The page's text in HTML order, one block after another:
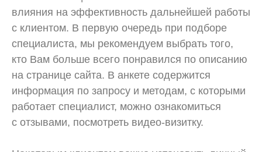
влияния на эффективность дальнейшей работы
с клиентом. В первую очередь при подборе
специалиста, мы рекомендуем выбрать того,
кто Вам больше всего понравился по описанию
на странице сайта. В анкете содержится
информация по запросу и методам, с которыми
работает специалист, можно ознакомиться
с отзывами, посмотреть видео-визитку.